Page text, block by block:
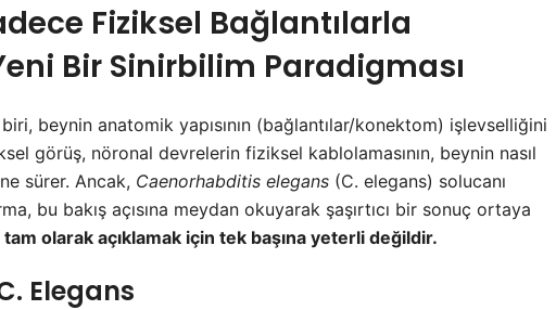
Fiziksel Bağlantılarla
Bir Sinirbilim Paradigması
beynin anatomik yapısının (bağlantılar/konektom) işlevselliğini
görüş, nöronal devrelerin fiziksel kablolamasının, beynin nasıl
sürer. Ancak, Caenorhabditis elegans (C. elegans) solucanı
bu bakış açısına meydan okuyarak şaşırtıcı bir sonuç ortaya
tam olarak açıklamak için tek başına yeterli değildir.
Elegans